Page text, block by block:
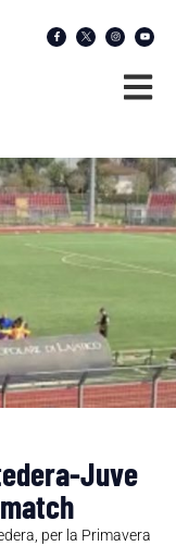
Juve
per la Primavera